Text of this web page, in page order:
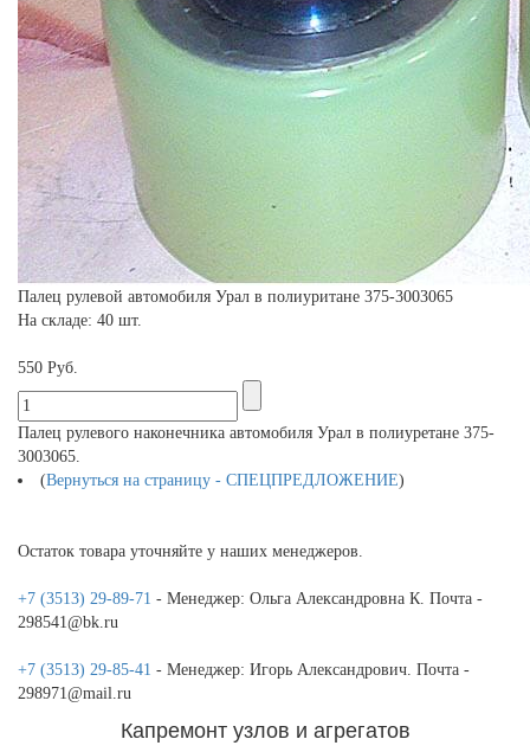
Палец рулевой автомобиля Урал в полиуритане 375-3003065
На складе: 40 шт.
550 Руб.
Палец рулевого наконечника автомобиля Урал в полиуретане 375-
3003065.
(Вернуться на страницу - СПЕЦПРЕДЛОЖЕНИЕ)
Остаток товара уточняйте у наших менеджеров.
+7 (3513) 29-89-71 - Менеджер: Ольга Александровна К. Почта -
298541@bk.ru
+7 (3513) 29-85-41 - Менеджер: Игорь Александрович. Почта -
298971@mail.ru
Капремонт узлов и агрегатов